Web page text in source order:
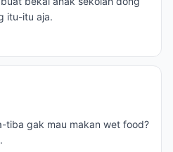
itu-itu aja.
tiba gak mau makan wet food?